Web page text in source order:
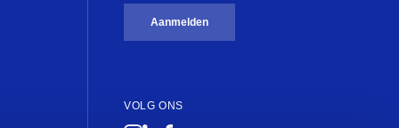
Aanmelden
VOLG ONS